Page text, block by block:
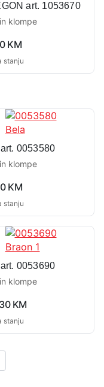
art. 1053670
klompe
KM
stanju
0053580
klompe
KM
stanju
0053690
klompe
KM
stanju